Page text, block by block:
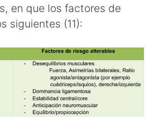
en que los factores de
siguientes (11):